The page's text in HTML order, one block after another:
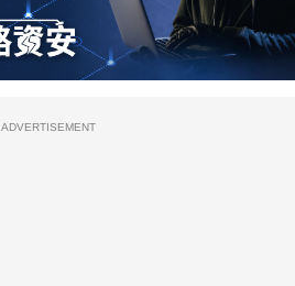
ADVERTISEMENT